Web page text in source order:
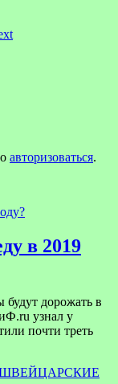
авторизоваться.
в 2019
дорожать в
узнал у
почти треть